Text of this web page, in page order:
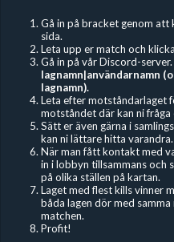
Gå in på bracket genom att
sida.
Leta upp er match och
Gå in på vår Discord-server.
lagnamn|användarnamn
lagnamn).
Leta efter motståndarlaget
motståndet där kan ni fråga
Sätt er även gärna i
kan ni lättare hitta varandra.
När man fått kontakt med
in i lobbyn tillsammans och
på olika ställen på kartan.
Laget med flest kills vinner
båda lagen dör med
matchen.
Profit!